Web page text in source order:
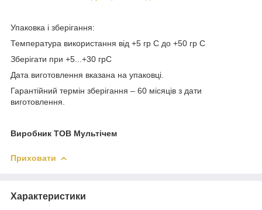
Упаковка і зберігання:
Температура використання від +5 гр С до +50 гр С
Зберігати при +5...+30 грС
Дата виготовлення вказана на упаковці.
Гарантійний термін зберігання – 60 місяців з дати
виготовлення.
Виробник ТОВ Мультічем
Приховати
Характеристики